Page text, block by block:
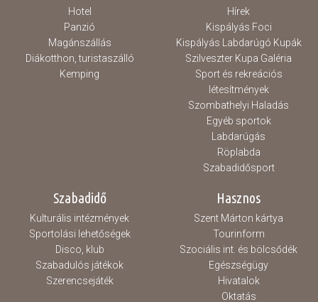
Hotel
Panzió
Magánszállás
Diákotthon, turistaszálló
Kemping
Hírek
Kispályás Foci
Kispályás Labdarúgó Kupák
Szilveszter Kupa Galéria
Sport és rekreációs
létesítmények
Szombathelyi Haladás
Egyéb sportok
Labdarúgás
Röplabda
Szabadidősport
Szabadidő
Kulturális intézmények
Sportolási lehetőségek
Disco, klub
Szabadulós játékok
Szerencsejáték
Hasznos
Szent Márton kártya
Tourinform
Szociális int. és bölcsődék
Egészségügy
Hivatalok
Oktatás